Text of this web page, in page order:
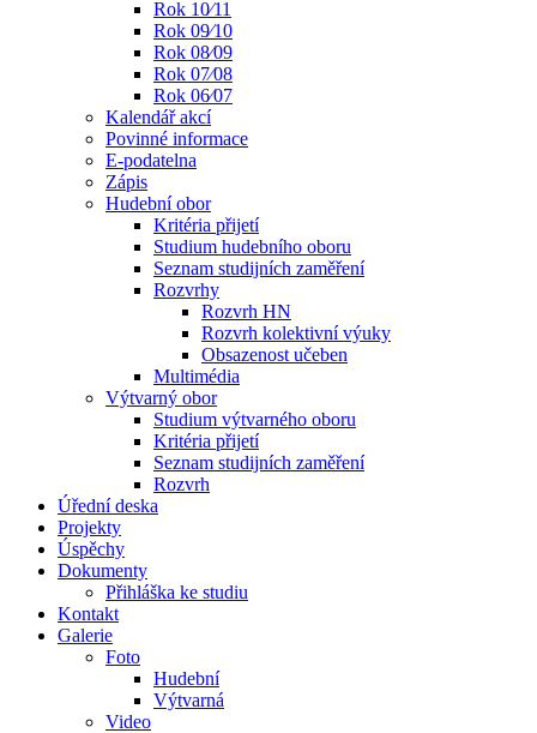
Rok 10⁄11
Rok 09⁄10
Rok 08⁄09
Rok 07⁄08
Rok 06⁄07
Kalendář akcí
Povinné informace
E-podatelna
Zápis
Hudební obor
Kritéria přijetí
Studium hudebního oboru
Seznam studijních zaměření
Rozvrhy
Rozvrh HN
Rozvrh kolektivní výuky
Obsazenost učeben
Multimédia
Výtvarný obor
Studium výtvarného oboru
Kritéria přijetí
Seznam studijních zaměření
Rozvrh
Úřední deska
Projekty
Úspěchy
Dokumenty
Přihláška ke studiu
Kontakt
Galerie
Foto
Hudební
Výtvarná
Video